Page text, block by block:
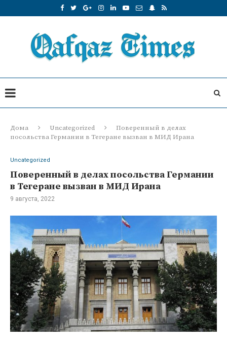
Дома Uncategorized
Поверенный в делах
посольства Германии в Тегеране вызван в МИД Ирана
Uncategorized
Поверенный в делах посольства Германии
в Тегеране вызван в МИД Ирана
9 августа, 2022